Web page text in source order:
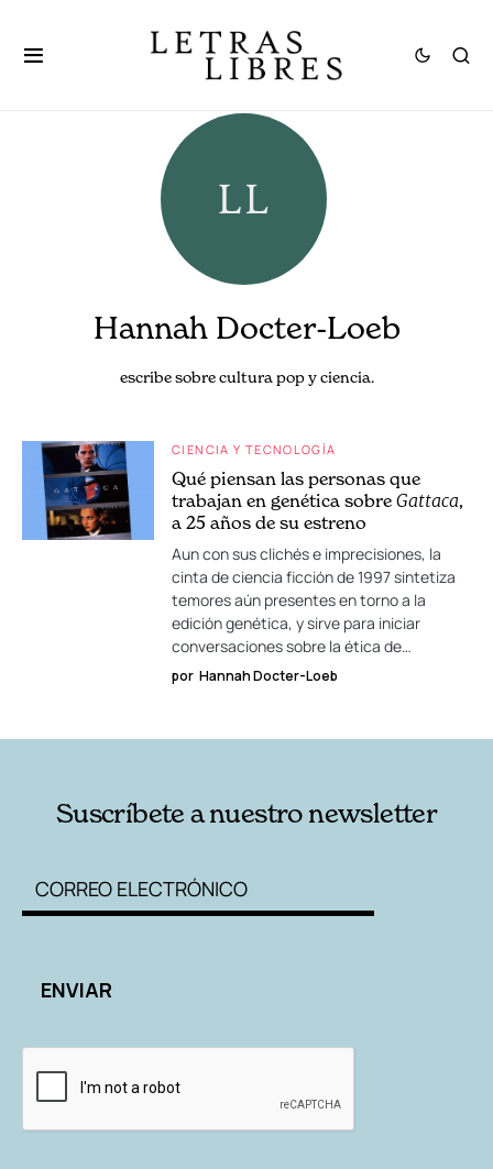
Hannah Docter-Loeb
escribe sobre cultura pop y ciencia.
CIENCIA Y TECNOLOGÍA
Qué piensan las personas que
trabajan en genética sobre Gattaca,
a 25 años de su estreno
Aun con sus clichés e imprecisiones, la
cinta de ciencia ficción de 1997 sintetiza
temores aún presentes en torno a la
edición genética, y sirve para iniciar
conversaciones sobre la ética de…
por Hannah Docter-Loeb
Suscríbete a nuestro newsletter